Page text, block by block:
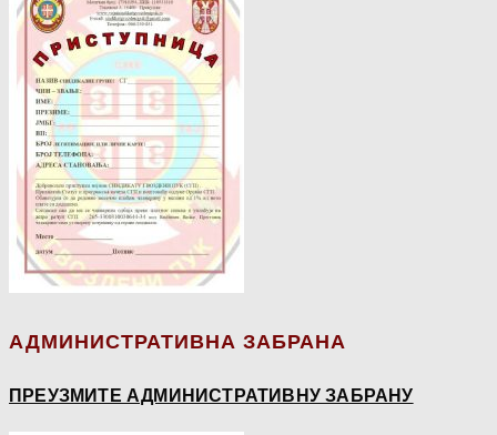
АДМИНИСТРАТИВНА ЗАБРАНА
ПРЕУЗМИТЕ АДМИНИСТРАТИВНУ ЗАБРАНУ